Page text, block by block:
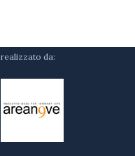
realizzato da: